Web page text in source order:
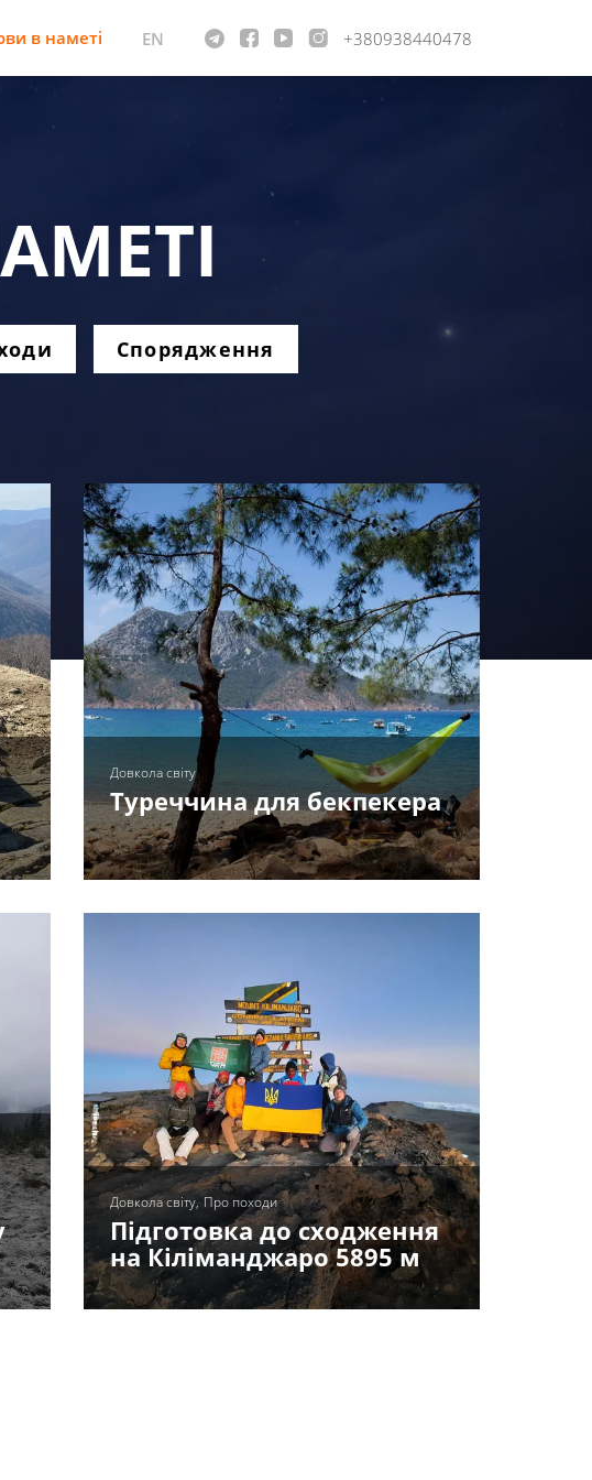
в наметі EN +380938440478
Спорядження
Довкола світу
Туреччина для бекпекера
Довкола світу Про походи
Підготовка до сходження
на Кіліманджаро 5895 м